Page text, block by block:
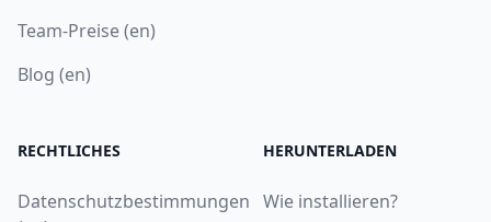
Team-Preise (en)
Blog (en)
RECHTLICHES
Datenschutzbestimmungen
HERUNTERLADEN
Wie installieren?